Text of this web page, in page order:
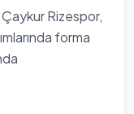
Rizespor,
forma